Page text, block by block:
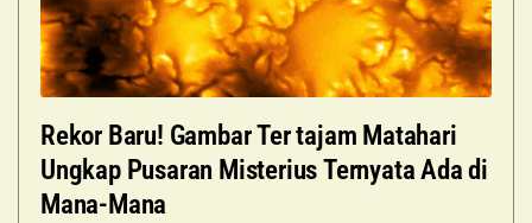
Rekor Baru! Gambar Ter tajam Matahari
Ungkap Pusaran Misterius Ternyata Ada di
Mana-Mana